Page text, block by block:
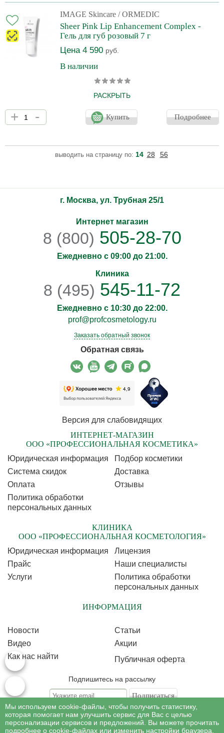
моментальное увеличение объема губ без эффекта
раздражения с Ниацином и Цитрусом. Возрождает природную
яркость и полноту губ с коллагенобразующим и увлажняющим
пептидом, который восстанавливает коллаген и придает
гладкость губам. Тр
IMAGE Skincare / ORMEDIC
Sheer Pink Lip Enhancement Complex -
Гель для губ розовый 7 г
Цена 4 590 руб.
В наличии
РАСКРЫТЬ
Само совершенство! Мгновенно увлажняет и разглаживает
сухие губы. Полипептидный комплекс делает кожу более
плотной, препятствуя повреждениям и образованию трещинок.
разглаживает и восстанавливает нежную кожу, делая губы
естественно наполненными. Показания: Профилактика
+ - Купить Подробнее
выводить на страницу по: 14 28 56
г. Москва, ул. Трубная 25/1
Интернет магазин
8 (800) 505-28-70
Ежедневно с 09:00 до 21:00.
Клиника
8 (495) 545-11-72
Ежедневно с 10:30 до 22:00.
prof@profcosmetology.ru
Заказать обратный звонок
Обратная связь
Версия для слабовидящих
ИНТЕРНЕТ-МАГАЗИН
ООО «ПРОФЕССИОНАЛЬНАЯ КОСМЕТИКА»
Юридическая информация
Подбор косметики
Cистема скидок
Доставка
Оплата
Отзывы
Политика обработки
персональных данных
КЛИНИКА
ООО «ПРОФЕССИОНАЛЬНАЯ КОСМЕТОЛОГИЯ»
Юридическая информация
Лицензия
Прайс
Наши специалисты
Услуги
Политика обработки
персональных данных
ИНФОРМАЦИЯ
Новости
Статьи
Видео
Акции
Как нас найти
Публичная оферта
Подпишитесь на рассылку
Подписываясь на рассылку, Вы соглашаетесь c условиями политикиобработки
персональных данных
Мы используем cookie-файлы, чтобы получить статистику,
которая помогает нам улучшить сервис для Вас с целью
персонализации сервисов и предложений. Вы можете прочитать
подробнее о cookie-файлах или изменить настройки браузера.